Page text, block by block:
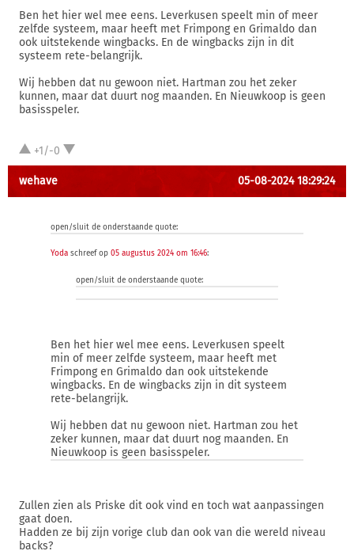
Ben het hier wel mee eens. Leverkusen speelt min of meer
zelfde systeem, maar heeft met Frimpong en Grimaldo dan
ook uitstekende wingbacks. En de wingbacks zijn in dit
systeem rete-belangrijk.
Wij hebben dat nu gewoon niet. Hartman zou het zeker
kunnen, maar dat duurt nog maanden. En Nieuwkoop is geen
basisspeler.
+1/-0
wehave 05-08-2024 18:29:24
open/sluit de onderstaande quote:
Yoda schreef op 05 augustus 2024 om 16:46:
open/sluit de onderstaande quote:
Ben het hier wel mee eens. Leverkusen speelt
min of meer zelfde systeem, maar heeft met
Frimpong en Grimaldo dan ook uitstekende
wingbacks. En de wingbacks zijn in dit systeem
rete-belangrijk.
Wij hebben dat nu gewoon niet. Hartman zou het
zeker kunnen, maar dat duurt nog maanden. En
Nieuwkoop is geen basisspeler.
Zullen zien als Priske dit ook vind en toch wat aanpassingen
gaat doen.
Hadden ze bij zijn vorige club dan ook van die wereld niveau
backs?